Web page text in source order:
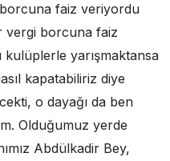
faiz veriyordu
vergi borcuna faiz
yarışmaktansa
kapatabiliriz diye
o dayağı da ben
Olduğumuz yerde
Abdülkadir Bey,